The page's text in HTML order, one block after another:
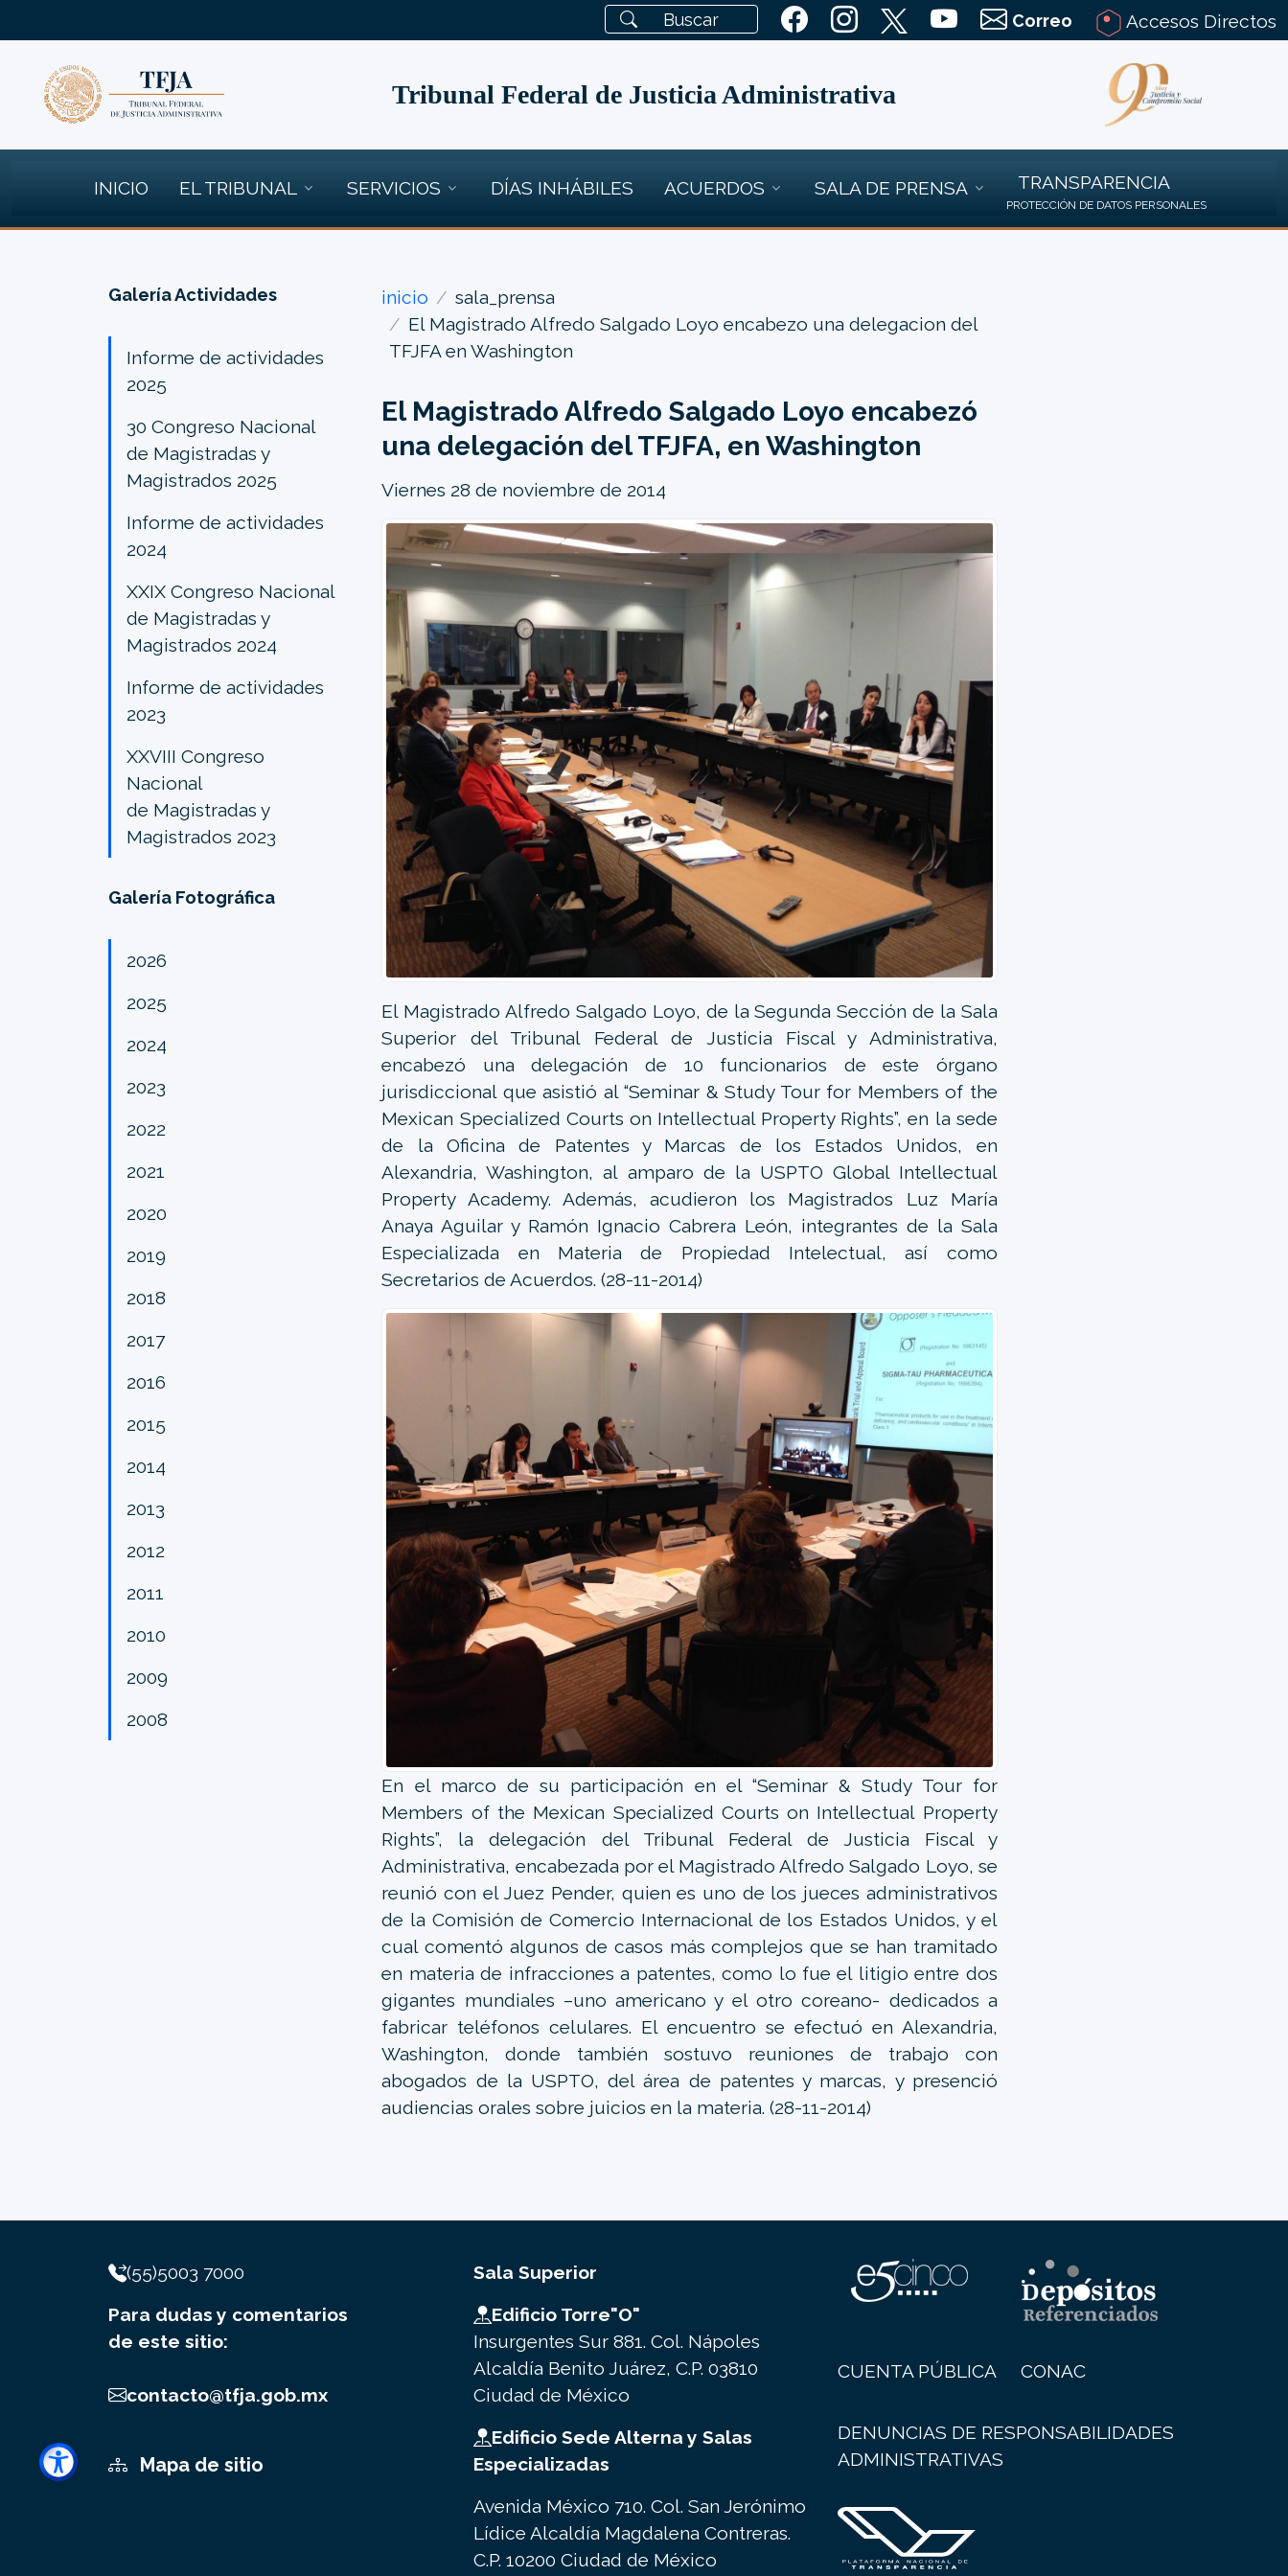
Correo Accesos Directos
Tribunal Federal de Justicia Administrativa
INICIO EL TRIBUNAL SERVICIOS DÍAS INHÁBILES ACUERDOS SALA DE PRENSA TRANSPARENCIA
PROTECCIÓN DE DATOS PERSONALES
Galería Actividades
Informe de actividades
2025
30 Congreso Nacional
de Magistradas y
Magistrados 2025
Informe de actividades
2024
XXIX Congreso Nacional
de Magistradas y
Magistrados 2024
Informe de actividades
2023
XXVIII Congreso
Nacional
de Magistradas y
Magistrados 2023
Galería Fotográfica
2026
2025
2024
2023
2022
2021
2020
2019
2018
2017
2016
2015
2014
2013
2012
2011
2010
2009
2008
inicio
sala_prensa
El Magistrado Alfredo Salgado Loyo encabezo una delegacion del
TFJFA en Washington
El Magistrado Alfredo Salgado Loyo encabezó
una delegación del TFJFA, en Washington
Viernes 28 de noviembre de 2014
El Magistrado Alfredo Salgado Loyo, de la Segunda Sección de la Sala
Superior del Tribunal Federal de Justicia Fiscal y Administrativa,
encabezó una delegación de 10 funcionarios de este órgano
jurisdiccional que asistió al “Seminar & Study Tour for Members of the
Mexican Specialized Courts on Intellectual Property Rights”, en la sede
de la Oficina de Patentes y Marcas de los Estados Unidos, en
Alexandria, Washington, al amparo de la USPTO Global Intellectual
Property Academy. Además, acudieron los Magistrados Luz María
Anaya Aguilar y Ramón Ignacio Cabrera León, integrantes de la Sala
Especializada en Materia de Propiedad Intelectual, así como
Secretarios de Acuerdos. (28-11-2014)
En el marco de su participación en el “Seminar & Study Tour for
Members of the Mexican Specialized Courts on Intellectual Property
Rights”, la delegación del Tribunal Federal de Justicia Fiscal y
Administrativa, encabezada por el Magistrado Alfredo Salgado Loyo, se
reunió con el Juez Pender, quien es uno de los jueces administrativos
de la Comisión de Comercio Internacional de los Estados Unidos, y el
cual comentó algunos de casos más complejos que se han tramitado
en materia de infracciones a patentes, como lo fue el litigio entre dos
gigantes mundiales –uno americano y el otro coreano- dedicados a
fabricar teléfonos celulares. El encuentro se efectuó en Alexandria,
Washington, donde también sostuvo reuniones de trabajo con
abogados de la USPTO, del área de patentes y marcas, y presenció
audiencias orales sobre juicios en la materia. (28-11-2014)
(55)5003 7000
Para dudas y comentarios
de este sitio:
contacto@tfja.gob.mx
Mapa de sitio
Sala Superior
Edificio Torre"O"
Insurgentes Sur 881. Col. Nápoles
Alcaldía Benito Juárez, C.P. 03810
Ciudad de México
Edificio Sede Alterna y Salas
Especializadas
Avenida México 710. Col. San Jerónimo
Lídice Alcaldía Magdalena Contreras.
C.P. 10200 Ciudad de México
CUENTA PÚBLICA CONAC
DENUNCIAS DE RESPONSABILIDADES
ADMINISTRATIVAS